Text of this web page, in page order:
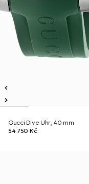
Gucci Dive Uhr, 40 mm
54 750 Kč